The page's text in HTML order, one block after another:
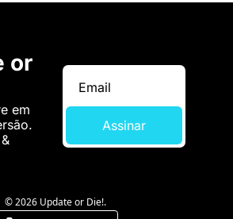
or
em
Assinar
© 2026 Update or Die!.